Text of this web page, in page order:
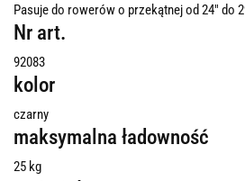
Pasuje do rowerów o przekątnej od 24" do
Nr art.
92083
kolor
czarny
maksymalna ładowność
25 kg